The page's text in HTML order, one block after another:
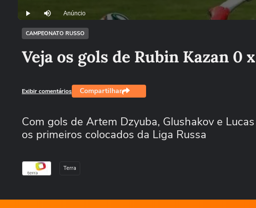
Play Mutar Anúncio
CAMPEONATO RUSSO
Veja os gols de Rubin Kazan 0
Exibir comentários Compartilhar
Com gols de Artem Dzyuba, Glushakov e
os primeiros colocados da Liga Russa
Terra